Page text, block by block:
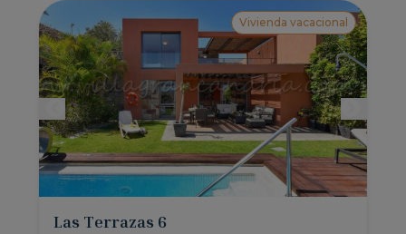
Vivienda vacacional
Las Terrazas 6